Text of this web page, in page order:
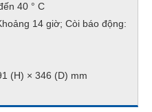
40 ° C
14 giờ; Còi báo động:
(H) × 346 (D) mm